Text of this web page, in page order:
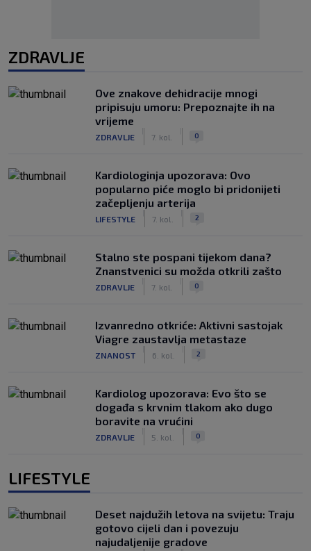
ZDRAVLJE
Ove znakove dehidracije mnogi
pripisuju umoru: Prepoznajte ih na
vrijeme
ZDRAVLJE 7. kol. 0
Kardiologinja upozorava: Ovo
popularno piće moglo bi pridonijeti
začepljenju arterija
LIFESTYLE 7. kol. 2
Stalno ste pospani tijekom dana?
Znanstvenici su možda otkrili zašto
ZDRAVLJE 7. kol. 0
Izvanredno otkriće: Aktivni sastojak
Viagre zaustavlja metastaze
ZNANOST 6. kol. 2
Kardiolog upozorava: Evo što se
događa s krvnim tlakom ako dugo
boravite na vrućini
ZDRAVLJE 5. kol. 0
LIFESTYLE
Deset najdužih letova na svijetu: Traju
gotovo cijeli dan i povezuju
najudaljenije gradove